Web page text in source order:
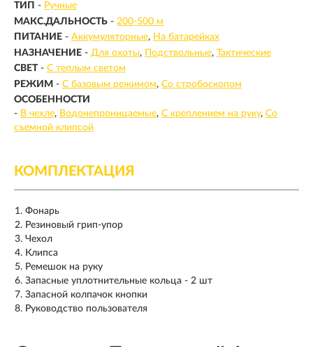
ТИП - Ручные
МАКС.ДАЛЬНОСТЬ - 200-500 м
ПИТАНИЕ - Аккумуляторные
На батарейках
НАЗНАЧЕНИЕ - Для охоты Подствольные Тактические
СВЕТ - С теплым светом
РЕЖИМ - С базовым режимом Со стробоскопом
ОСОБЕННОСТИ
- В чехле Водонепроницаемые С креплением на руку Со
съемной клипсой
КОМПЛЕКТАЦИЯ
Фонарь
Резиновый грип-упор
Чехол
Клипса
Ремешок на руку
Запасные уплотнительные кольца - 2 шт
Запасной колпачок кнопки
Руководство пользователя